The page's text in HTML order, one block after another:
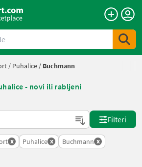
/ Puhalice / Buchmann
- novi ili rabljeni
Filteri
x Puhalice x Buchmann x